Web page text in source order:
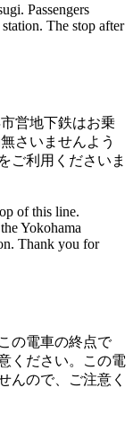
Passengers
The stop after
営地下鉄はお乗
さいませんよう
ご利用くださいま
of this line.
Yokohama
Thank you for
の電車の終点で
ください。この電
んので、ご注意く